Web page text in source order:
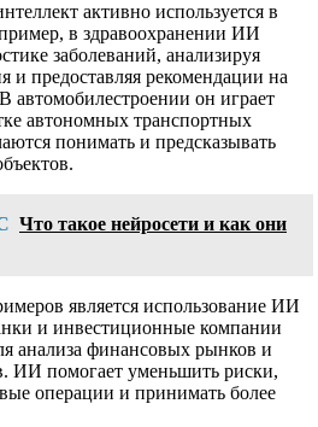
активно используется в
в здравоохранении ИИ
заболеваний, анализируя
и предоставляя рекомендации на
автомобилестроении он играет
автономных транспортных
понимать и предсказывать
Что такое нейросети и как они
является использование ИИ
и инвестиционные компании
анализа финансовых рынков и
ИИ помогает уменьшить риски,
операции и принимать более